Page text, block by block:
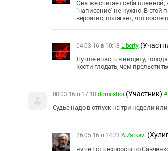
Она же считает себя пленной,
"написание" не нужно. В этой
вероятно, полагает, что
04.03.16 в 10:18 Liberty
Лучше впасть в нищету,
кости глодать, чем
08.03.16 в 17:18 domostroi (Участник) #
Судье надо в отпуск на три недели
26.05.16 в 14:23 AlZarkavi
ну че.Есть вопросы по